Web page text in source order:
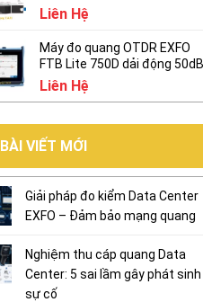
Liên Hệ
Máy đo quang OTDR EXFO
FTB Lite 750D dải động 50dB
Liên Hệ
BÀI VIẾT MỚI
Giải pháp đo kiểm Data Center
EXFO – Đảm bảo mạng quang
Nghiệm thu cáp quang Data
Center: 5 sai lầm gây phát sinh
sự cố